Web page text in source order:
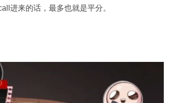
进来的话，最多也就是平分。